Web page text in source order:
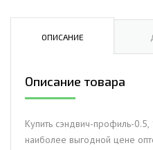
профиль-0.5,
100х150,ОПИСАНИЕ
Описание товара
Купить сэндвич-профиль-
наиболее выгодной цене